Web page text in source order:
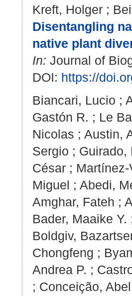
Kreft, Holger ;
Disentangling
native plant
In: Journal of
DOI: https://
Biancari, Lucio ;
Gastón R. ; Le
Nicolas ; Austin,
Sergio ; Guirado,
César ;
Miguel ; Abedi,
Amghar, Fateh ;
Bader, Maaike Y.
Boldgiv,
Chongfeng ;
Andrea P. ;
; Conceição,